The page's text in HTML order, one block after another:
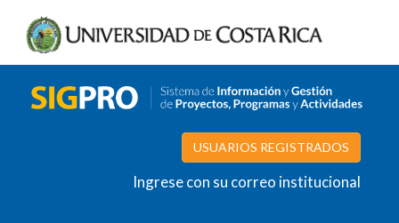
USUARIOS REGISTRADOS
Ingrese con su correo institucional